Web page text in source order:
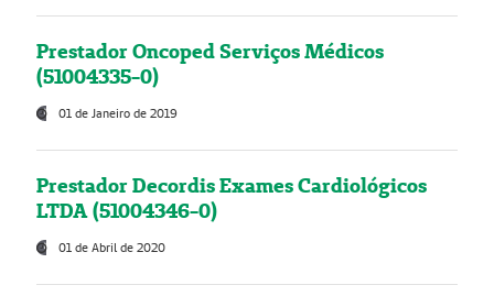
Prestador Oncoped Serviços Médicos
(51004335-0)
01 de Janeiro de 2019
Prestador Decordis Exames Cardiológicos
LTDA (51004346-0)
01 de Abril de 2020